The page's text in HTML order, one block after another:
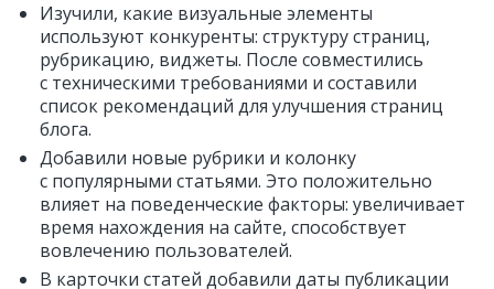
Изучили, какие визуальные элементы
используют конкуренты: структуру страниц,
рубрикацию, виджеты. После совместились
с техническими требованиями и составили
список рекомендаций для улучшения страниц
блога.
Добавили новые рубрики и колонку
с популярными статьями. Это положительно
влияет на поведенческие факторы: увеличивает
время нахождения на сайте, способствует
вовлечению пользователей.
В карточки статей добавили даты публикации